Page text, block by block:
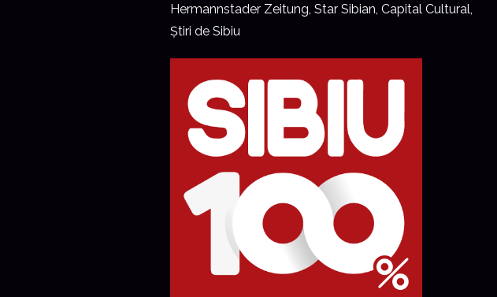
Hermannstader Zeitung, Star Sibian, Capital Cultural,
Știri de Sibiu